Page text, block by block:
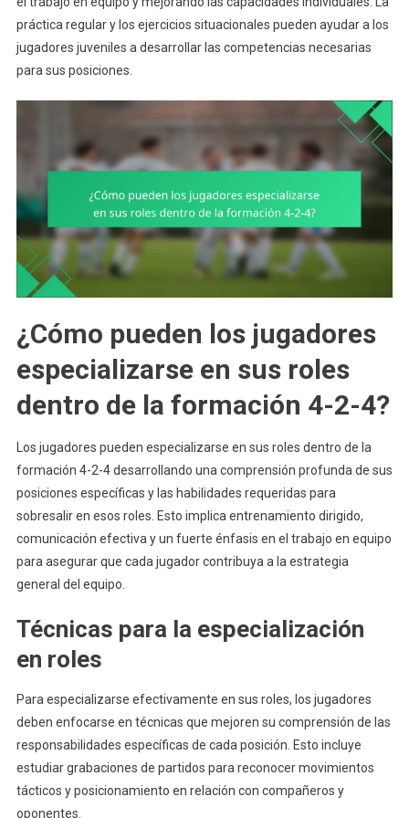
práctica regular y los ejercicios situacionales pueden ayudar a los
jugadores juveniles a desarrollar las competencias necesarias
para sus posiciones.
¿Cómo pueden los jugadores
especializarse en sus roles
dentro de la formación 4-2-4?
Los jugadores pueden especializarse en sus roles dentro de la
formación 4-2-4 desarrollando una comprensión profunda de sus
posiciones específicas y las habilidades requeridas para
sobresalir en esos roles. Esto implica entrenamiento dirigido,
comunicación efectiva y un fuerte énfasis en el trabajo en equipo
para asegurar que cada jugador contribuya a la estrategia
general del equipo.
Técnicas para la especialización
en roles
Para especializarse efectivamente en sus roles, los jugadores
deben enfocarse en técnicas que mejoren su comprensión de las
responsabilidades específicas de cada posición. Esto incluye
estudiar grabaciones de partidos para reconocer movimientos
tácticos y posicionamiento en relación con compañeros y
oponentes.